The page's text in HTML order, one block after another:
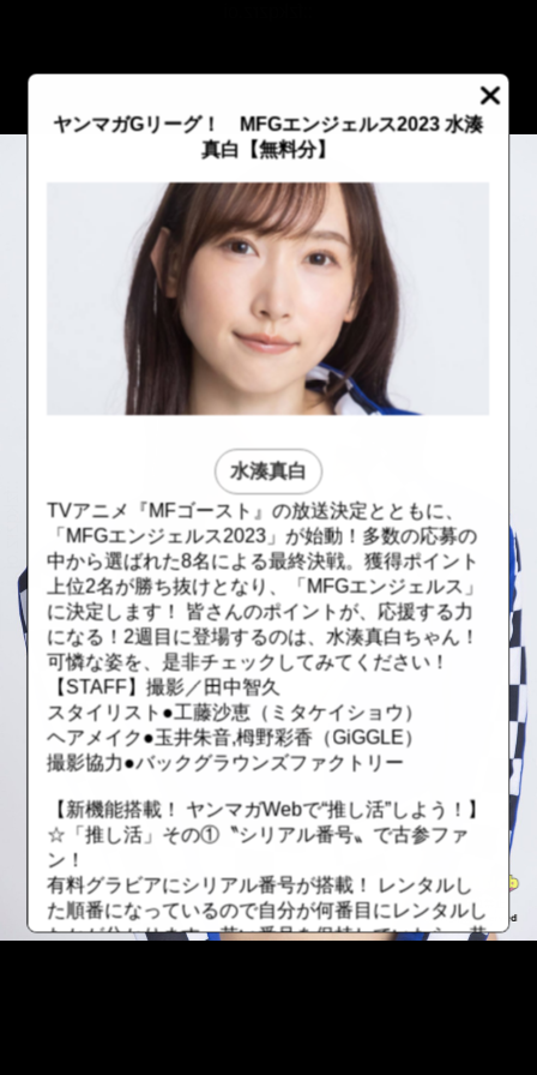
ヤンマガGリーグ！ MFGエンジェルス2023 水湊
真白【無料分】
水湊真白
TVアニメ『MFゴースト』の放送決定とともに、
「MFGエンジェルス2023」が始動！多数の応募の
中から選ばれた8名による最終決戦。獲得ポイント
上位2名が勝ち抜けとなり、「MFGエンジェルス」
に決定します！ 皆さんのポイントが、応援する力
になる！2週目に登場するのは、水湊真白ちゃん！
可憐な姿を、是非チェックしてみてください！
【STAFF】撮影／田中智久
スタイリスト●工藤沙恵（ミタケイショウ）
ヘアメイク●玉井朱音,栂野彩香（GiGGLE）
撮影協力●バックグラウンズファクトリー
【新機能搭載！ ヤンマガWebで“推し活”しよう！】
☆「推し活」その①〝シリアル番号〟で古参ファ
ン！
有料グラビアにシリアル番号が搭載！ レンタルし
た順番になっているので自分が何番目にレンタルし
たかが分かります。若い番号を保持していたら、昔
::fzkqzrz.oi